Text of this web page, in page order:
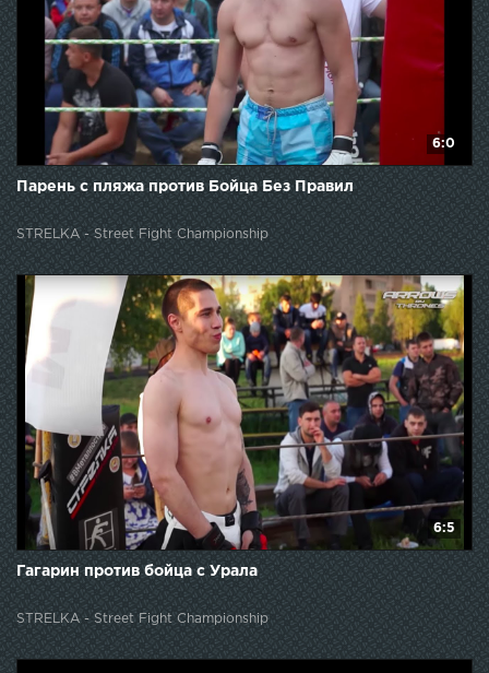
6:0
Парень с пляжа против Бойца Без Правил
STRELKA - Street Fight Championship
6:5
Гагарин против бойца с Урала
STRELKA - Street Fight Championship